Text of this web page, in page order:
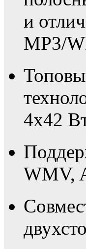
и
MP3/
4x42
WMV,